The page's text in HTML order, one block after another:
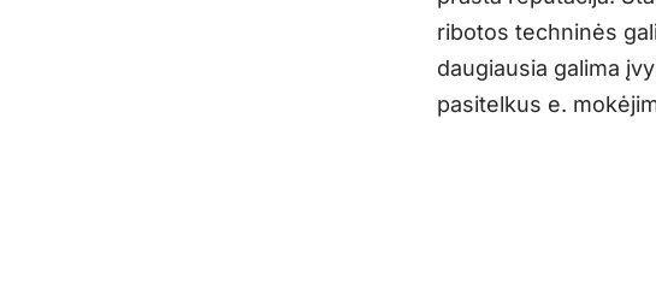
ribotos techninės
daugiausia galima
pasitelkus e.